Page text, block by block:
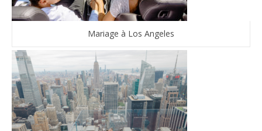
Mariage à Los Angeles